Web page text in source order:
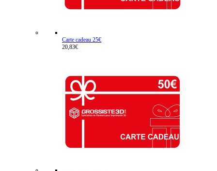
Carte cadeau 25€
20,83€